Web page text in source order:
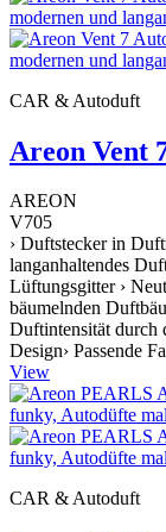
CAR & Autoduft
Areon Vent
AREON
V705
› Duftstecker in
langanhaltendes
Lüftungsgitter ›
bäumelnden
Duftintensität durch
Design› Passende
View
CAR & Autoduft